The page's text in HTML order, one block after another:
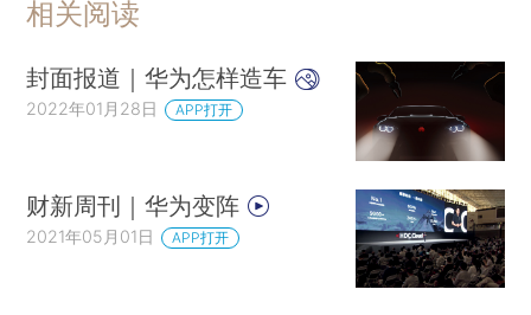
相关阅读
封面报道｜华为怎样造车
2022年01月28日 APP打开
财新周刊｜华为变阵
2021年05月01日 APP打开